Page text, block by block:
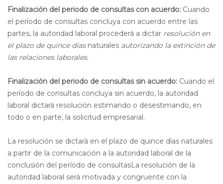
Finalización del periodo de consultas con acuerdo: Cuando
el período de consultas concluya con acuerdo entre las
partes, la autoridad laboral procederá a dictar resolución en
el plazo de quince díasnaturales autorizando la extinción de
las relaciones laborales.
Finalización del periodo de consultas sin acuerdo: Cuando el
período de consultas concluya sin acuerdo, la autoridad
laboral dictará resolución estimando o desestimando, en
todo o en parte, la solicitud empresarial.
La resolución se dictará en el plazo de quince días naturales
a partir de la comunicación a la autoridad laboral de la
conclusión del período de consultasLa resolución de la
autoridad laboral será motivada y congruente con la